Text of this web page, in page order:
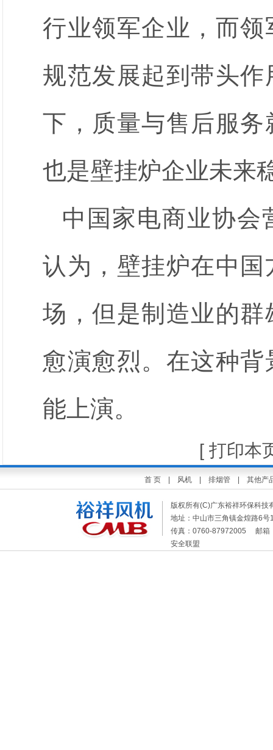
行业领军企业，而
规范发展起到带头
下，质量与售后服
也是壁挂炉企业未来
中国家电商业协会
认为，壁挂炉在中
场，但是制造业的
愈演愈烈。在这种
能上演。
[ 打印本
首 页 风机 排烟管 其他产
版权所有(C)广东裕祥环保科技
地址：中山市三角镇金煌路6
传真：0760-87972005 邮箱
安全联盟